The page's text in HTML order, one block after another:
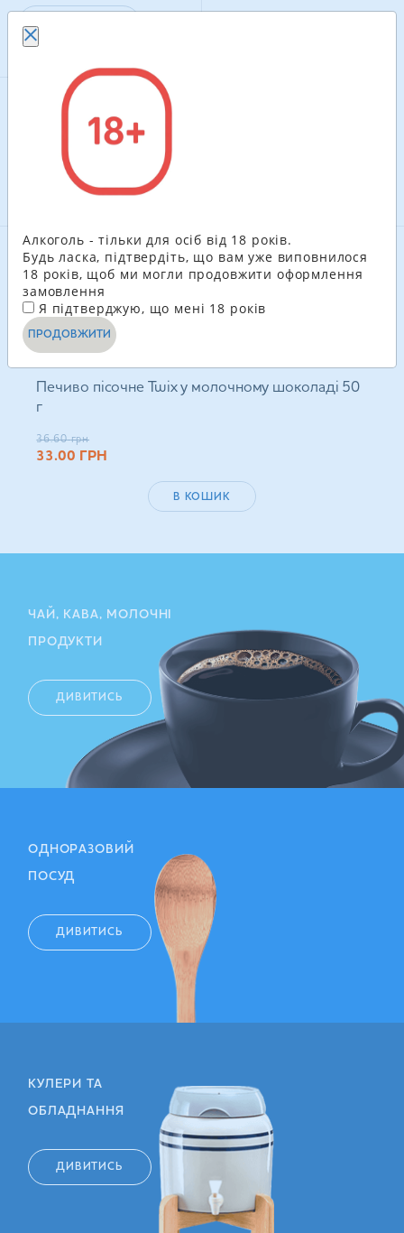
Рекомендуємо
Печиво пісочне Twix у молочному шоколаді 50
г
36.60 грн
33.00 ГРН
В КОШИК
ЧАЙ, КАВА, МОЛОЧНІ
ПРОДУКТИ
ДИВИТИСЬ
ОДНОРАЗОВИЙ
ПОСУД
ДИВИТИСЬ
КУЛЕРИ ТА
ОБЛАДНАННЯ
ДИВИТИСЬ
Алкоголь - тільки для осіб від 18 років.
Будь ласка, підтвердіть, що вам уже виповнилося
18 років, щоб ми могли продовжити оформлення
замовлення
Я підтверджую, що мені 18 років
ПРОДОВЖИТИ